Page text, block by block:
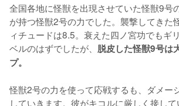
全国各地に怪獣を出現させていた怪獣9号
が持つ怪獣2号の力でした。襲撃してきた
ィチュードは8.5。衰えた四ノ宮功でもギ
ベルのはずでしたが、 脱皮した怪獣9号は
プ。
怪獣2号の力を使って応戦するも、ダメー
していきます。彼がキコルに厳しく接し